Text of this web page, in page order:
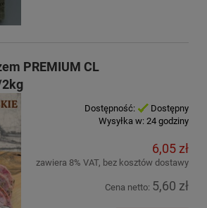
PREMIUM CL
Dostępność:
Dostępny
Wysyłka w: 24 godziny
6,05 zł
zawiera 8% VAT, bez kosztów dostawy
Cena netto: 5,60 zł